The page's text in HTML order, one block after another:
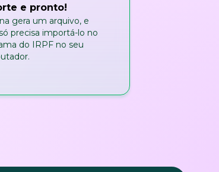
e pronto!
gera um arquivo, e
precisa importá-lo no
do IRPF no seu